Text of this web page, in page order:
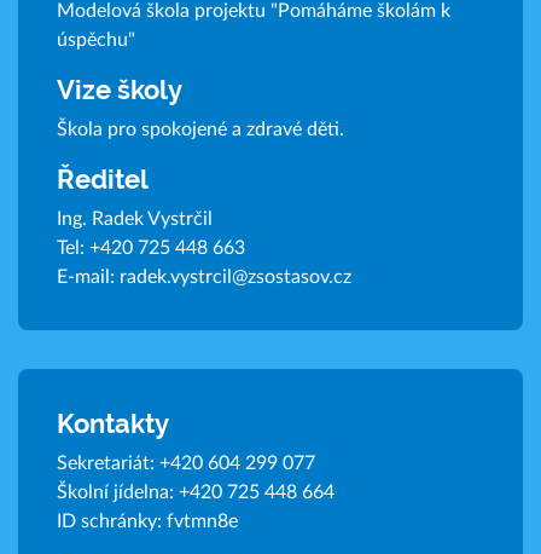
Modelová škola projektu "Pomáháme školám k
úspěchu"
Vize školy
Škola pro spokojené a zdravé děti.
Ředitel
Ing. Radek Vystrčil
Tel: +420 725 448 663
E-mail: radek.vystrcil@zsostasov.cz
Kontakty
Sekretariát: +420 604 299 077
Školní jídelna: +420 725 448 664
ID schránky: fvtmn8e